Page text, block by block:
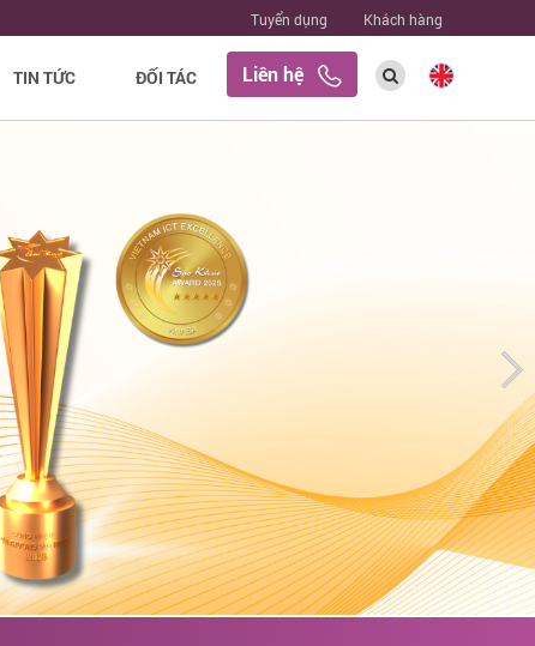
Tuyển dụng Khách hàng
TIN TỨC ĐỐI TÁC Liên hệ